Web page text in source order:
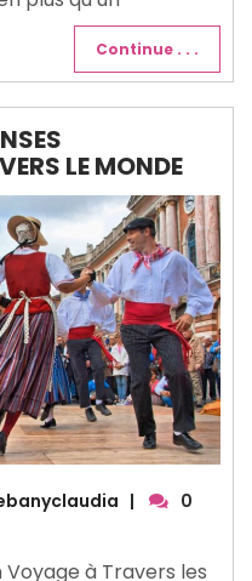
Continue . . .
LE MONDE
|
0
Voyage à Travers les